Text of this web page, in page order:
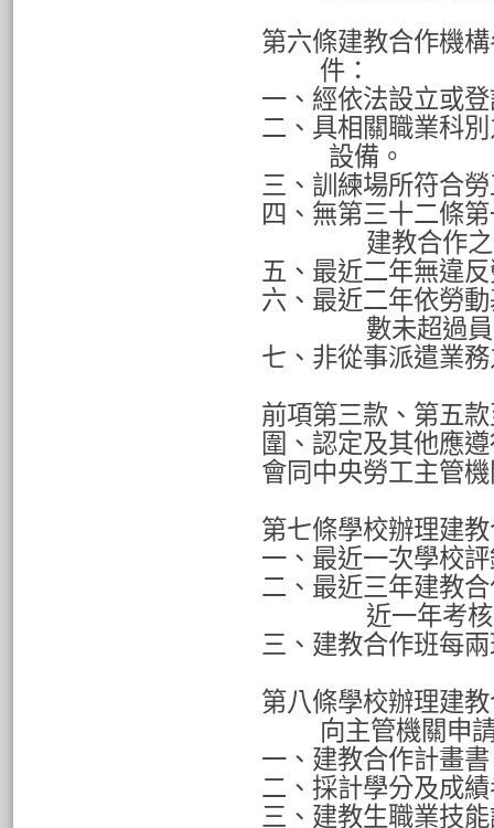
第六條建教合作機
件：
一、經依法設立或
二、具相關職業科
設備。
三、訓練場所符合
四、無第三十二條
建教合作
五、最近二年無違
六、最近二年依勞
數未超過
七、非從事派遣業
前項第三款、第五
圍、認定及其他應
會同中央勞工主管
第七條學校辦理建
一、最近一次學校
二、最近三年建教
近一年考
三、建教合作班每
第八條學校辦理建
向主管機關申
一、建教合作計畫
二、採計學分及成
三、建教生職業技